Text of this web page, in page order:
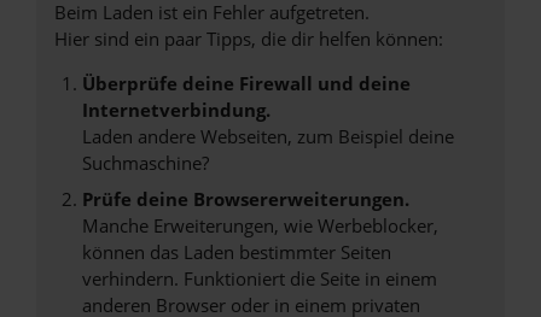
Beim Laden ist ein Fehler aufgetreten.
Hier sind ein paar Tipps, die dir helfen können:
Überprüfe deine Firewall und deine
Internetverbindung.
Laden andere Webseiten, zum Beispiel deine
Suchmaschine?
Prüfe deine Browsererweiterungen.
Manche Erweiterungen, wie Werbeblocker,
können das Laden bestimmter Seiten
verhindern. Funktioniert die Seite in einem
anderen Browser oder in einem privaten